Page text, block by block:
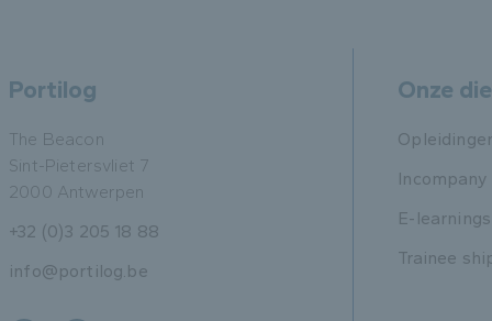
Portilog
The Beacon
Sint-Pietersvliet 7
2000 Antwerpen
+32 (0)3 205 18 88
info@portilog.be
Onze
Incompany
E-learnings
Trainee